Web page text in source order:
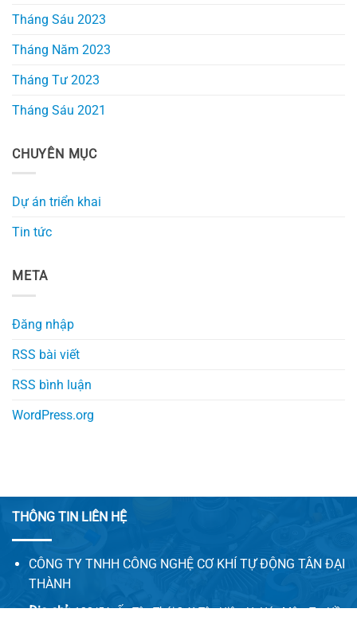
Tháng Sáu 2023
Tháng Năm 2023
Tháng Tư 2023
Tháng Sáu 2021
CHUYÊN MỤC
Dự án triển khai
Tin tức
META
Đăng nhập
RSS bài viết
RSS bình luận
WordPress.org
THÔNG TIN LIÊN HỆ
CÔNG TY TNHH CÔNG NGHỆ CƠ KHÍ TỰ ĐỘNG TÂN ĐẠI
THÀNH
Địa chỉ:128/5A, Ấp Tân Thới 2, X.Tân Hiệp, H. Hóc Môn, Tp. Hồ